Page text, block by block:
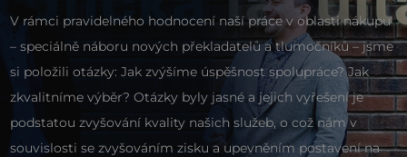
V rámci pravidelného hodnocení naší práce v oblasti nákupu
– speciálně náboru nových překladatelů a tlumočníků – jsme
si položili otázky: Jak zvýšíme úspěšnost spolupráce? Jak
zkvalitníme výběr? Otázky byly jasné a jejich vyřešení je
podstatou zvyšování kvality našich služeb, o což nám v
souvislosti se zvyšováním zisku a upevněním postavení na